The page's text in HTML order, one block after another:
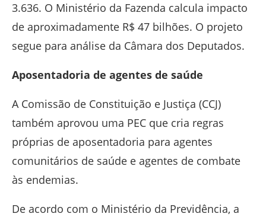
3.636. O Ministério da Fazenda calcula impacto
de aproximadamente R$ 47 bilhões. O projeto
segue para análise da Câmara dos Deputados.
Aposentadoria de agentes de saúde
A Comissão de Constituição e Justiça (CCJ)
também aprovou uma PEC que cria regras
próprias de aposentadoria para agentes
comunitários de saúde e agentes de combate
às endemias.
De acordo com o Ministério da Previdência, a